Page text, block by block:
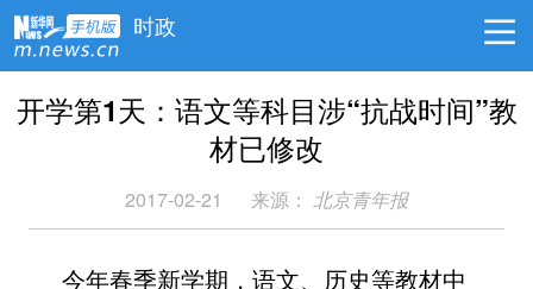
时政
开学第1天：语文等科目涉“抗战时间”教
材已修改
2017-02-21 来源： 北京青年报
今年春季新学期，语文、历史等教材中